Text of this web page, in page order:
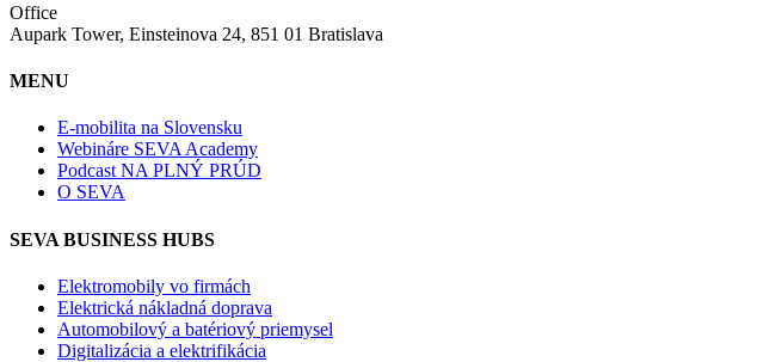
Office
Aupark Tower, Einsteinova 24, 851 01 Bratislava
MENU
E-mobilita na Slovensku
Webináre SEVA Academy
Podcast NA PLNÝ PRÚD
O SEVA
SEVA BUSINESS HUBS
Elektromobily vo firmách
Elektrická nákladná doprava
Automobilový a batériový priemysel
Digitalizácia a elektrifikácia